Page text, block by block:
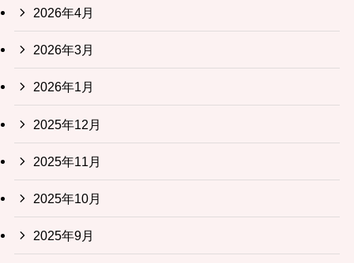
2026年4月
2026年3月
2026年1月
2025年12月
2025年11月
2025年10月
2025年9月